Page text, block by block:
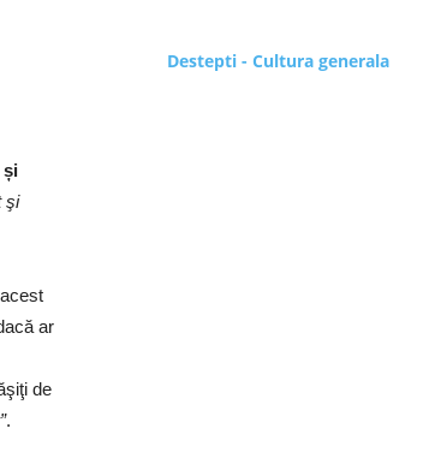
și
şi
ar
de
.
Destepti - Cultura generala